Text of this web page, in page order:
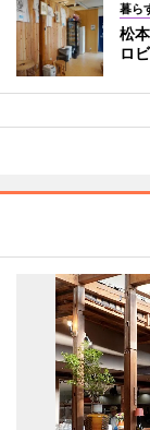
暮ら
松
ロ